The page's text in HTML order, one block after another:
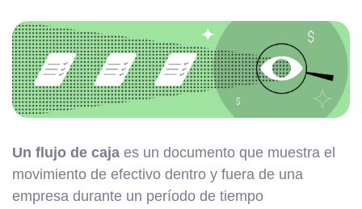
Un flujo de caja es un documento que muestra el
movimiento de efectivo dentro y fuera de una
empresa durante un período de tiempo